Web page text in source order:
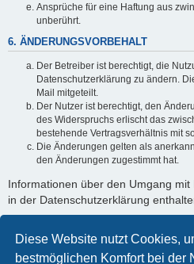
Diese Website nutzt Cookies,
bestmöglichen Komfort bei der
Ansprüche für eine Haftung aus
unberührt.
6. ÄNDERUNGSVORBEHALT
Der Betreiber ist berechtigt, die
Datenschutzerklärung zu ändern.
Mail mitgeteilt.
Der Nutzer ist berechtigt, den
des Widerspruchs erlischt das
bestehende Vertragsverhältnis mit
Die Änderungen gelten als
den Änderungen zugestimmt hat.
Informationen über den Umgang
in der Datenschutzerklärung